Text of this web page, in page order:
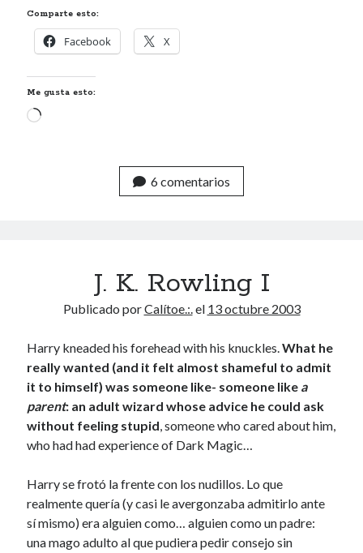
Comparte esto:
Facebook X
Me gusta esto:
Cargando...
6 comentarios
J. K. Rowling I
Publicado porCalítoe.:.el 13 octubre 2003
Harry kneaded his forehead with his knuckles.What he
really wanted (and it felt almost shameful to admit
it to himself) was someone like- someone like a
parent: an adult wizard whose advice he could ask
without feeling stupid, someone who cared about him,
who had had experience of Dark Magic…
Harry se frotó la frente con los nudillos. Lo que
realmente quería (y casi le avergonzaba admitirlo ante
sí mismo) era alguien como… alguien como un padre:
una mago adulto al que pudiera pedir consejo sin